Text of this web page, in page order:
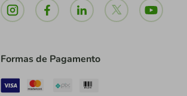
Formas de Pagamento